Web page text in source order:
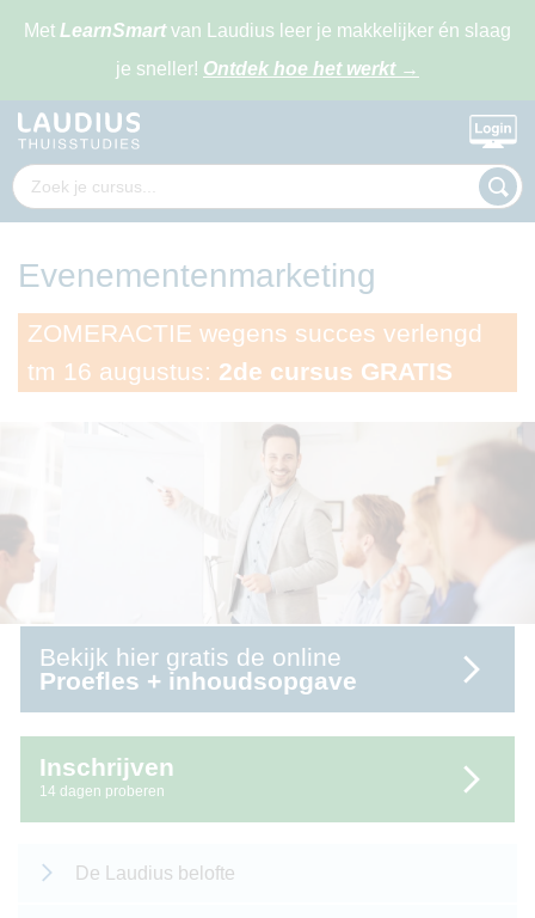
Met LearnSmartvan Laudius leer je makkelijker én slaag
je sneller! Ontdek hoe het werkt →
Evenementenmarketing
ZOMERACTIE wegens succes verlengd
tm 16 augustus: 2de cursus GRATIS
Bekijk hier gratis de online
Proefles + inhoudsopgave
Inschrijven
14 dagen proberen
De Laudius belofte